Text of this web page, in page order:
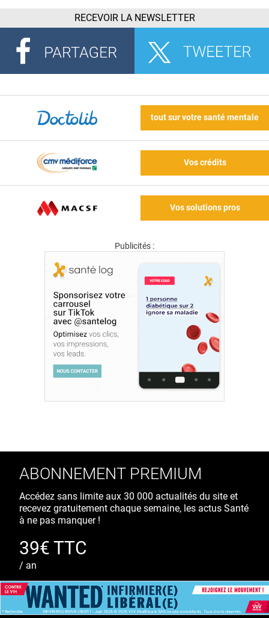
RECEVOIR LA NEWSLETTER
tout sur votre santé mentale
Vos crédits
Vos solutions pros
Publicités :
ABONNEMENT PREMIUM
Accédez sans limite aux 30 000 actualités du site et
recevez gratuitement chaque semaine, les actus Santé
à ne pas manquer !
39€ TTC
/ an
S'ABONNER